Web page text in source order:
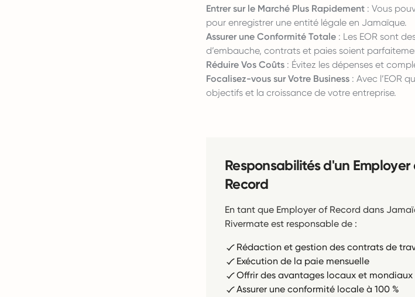
Entrer sur le Marché Plus Rapidement : Vous
pour enregistrer une entité légale en Jamaïque.
Assurer une Conformité Totale : Les EOR sont
d’embauche, contrats et paies soient
Réduire Vos Coûts : Évitez les dépenses et
Focalisez-vous sur Votre Business : Avec l’EOR
objectifs et la croissance de votre entreprise.
Responsabilités d'un Employer
Record
En tant que Employer of Record dans
Rivermate est responsable de :
Rédaction et gestion des contrats de
Exécution de la paie mensuelle
Offrir des avantages locaux et mondiaux
Assurer une conformité locale à 100 %